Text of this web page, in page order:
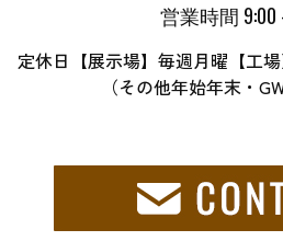
営業時間 9:00
定休日【展示場】毎週月曜【工
（その他年始年末・